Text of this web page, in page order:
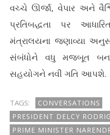
વચ્ચે ઊર્જા, વેપાર અને
પ્રતિબદ્ધતા પર
મંત્રાલયના જણાવ્યા
સંબંધોને વધુ મજબૂત
સહયોગને નવી ગતિ આપશે.
TAGS:
CONVERSATIONS
PRESIDENT DELCY
PRIME MINISTER